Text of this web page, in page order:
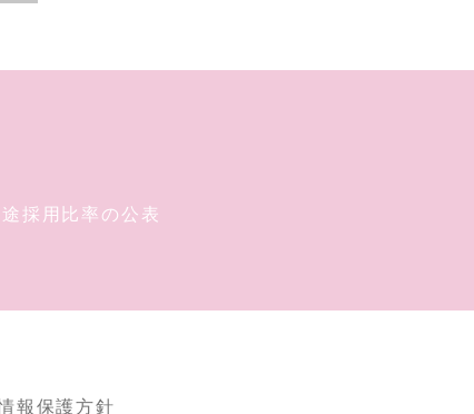
採用比率の公表
報保護方針